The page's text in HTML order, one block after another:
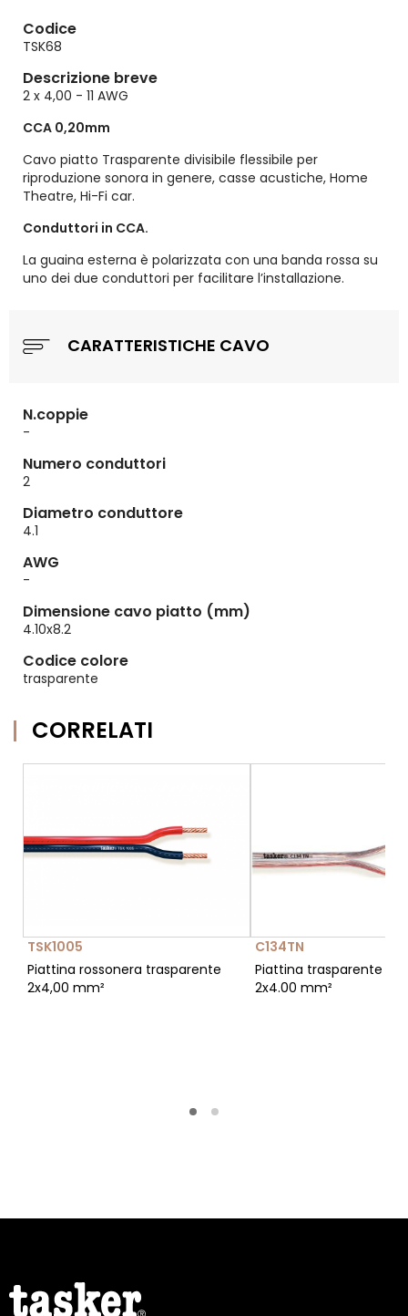
Codice
TSK68
Descrizione breve
2 x 4,00 - 11 AWG
CCA 0,20mm
Cavo piatto Trasparente divisibile flessibile per
riproduzione sonora in genere, casse acustiche, Home
Theatre, Hi-Fi car.
Conduttori in CCA.
La guaina esterna è polarizzata con una banda rossa su
uno dei due conduttori per facilitare l’installazione.
CARATTERISTICHE CAVO
N.coppie
-
Numero conduttori
2
Diametro conduttore
4.1
AWG
-
Dimensione cavo piatto (mm)
4.10x8.2
Codice colore
trasparente
CORRELATI
TSK1005
Piattina rossonera trasparente
2x4,00 mm²
C134TN
Piattina trasparente
2x4.00 mm²